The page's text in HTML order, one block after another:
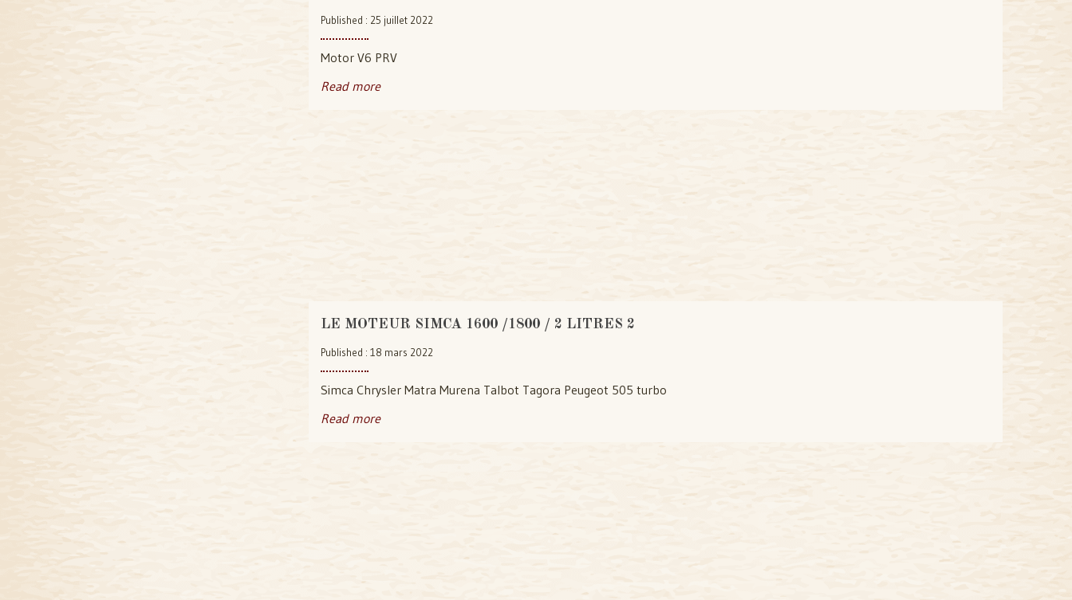
Published : 25 juillet 2022
Motor V6 PRV
Read more
LE MOTEUR SIMCA 1600 /1800 / 2 LITRES 2
Published : 18 mars 2022
Simca Chrysler Matra Murena Talbot Tagora Peugeot 505 turbo
Read more